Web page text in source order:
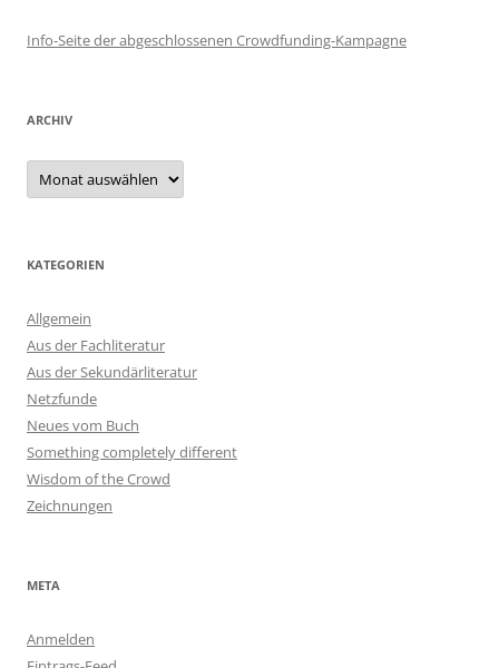
Info-Seite der abgeschlossenen Crowdfunding-Kampagne
ARCHIV
Archiv
KATEGORIEN
Allgemein
Aus der Fachliteratur
Aus der Sekundärliteratur
Netzfunde
Neues vom Buch
Something completely different
Wisdom of the Crowd
Zeichnungen
META
Anmelden